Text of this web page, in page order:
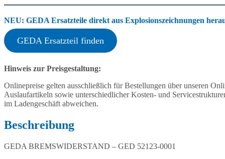
NEU: GEDA Ersatzteile direkt aus Explosionszeichnungen
GEDA Ersatzteil finden
Hinweis zur Preisgestaltung:
Onlinepreise gelten ausschließlich für Bestellungen über unseren
Auslaufartikeln sowie unterschiedlicher Kosten- und
im Ladengeschäft abweichen.
Beschreibung
GEDA BREMSWIDERSTAND – GED 52123-0001